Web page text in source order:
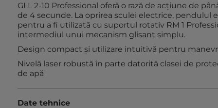
GLL 2-10 Professional oferă o rază de acţiune de
de 4 secunde. La oprirea sculei electrice,
pentru a fi utilizată cu suportul rotativ RM 1
intermediul unui mecanism glisant simplu.
Design compact şi utilizare intuitivă pentru
Nivelă laser robustă în parte datorită clasei de
de apă
Date tehnice